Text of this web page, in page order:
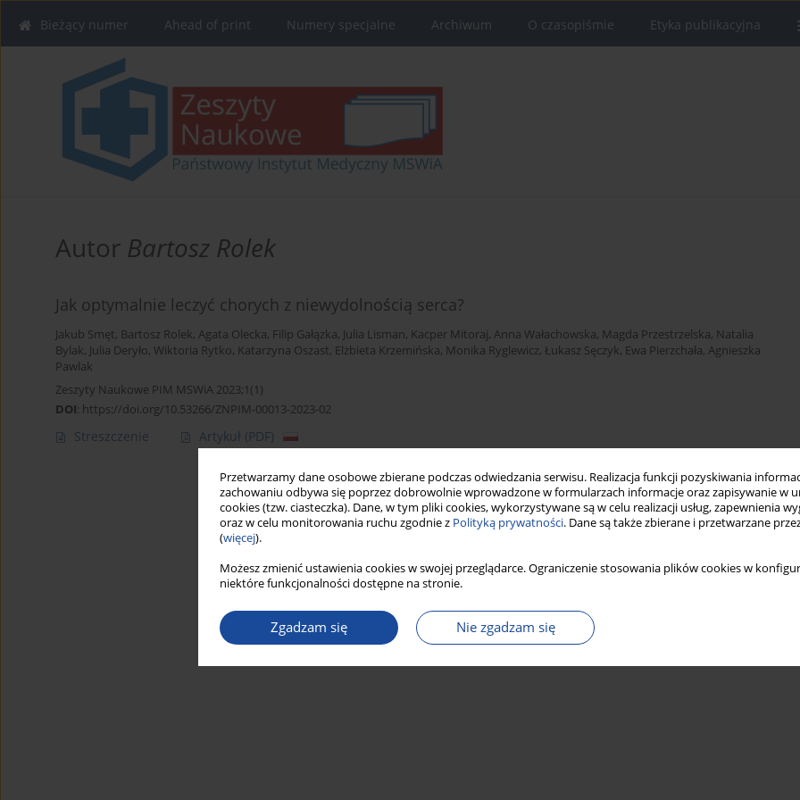
Przetwarzamy dane osobowe zbierane podczas odwiedzania serwisu. Realizacja funkcji pozyskiwania
zachowaniu odbywa się poprzez dobrowolnie wprowadzone w formularzach informacje oraz zapisywanie w
cookies (tzw. ciasteczka). Dane, w tym pliki cookies, wykorzystywane są w celu realizacji usług, zapewnienia
oraz w celu monitorowania ruchu zgodnie z Polityką prywatności. Dane są także zbierane i przetwarzane
(więcej).
Możesz zmienić ustawienia cookies w swojej przeglądarce. Ograniczenie stosowania plików cookies w
niektóre funkcjonalności dostępne na stronie.
Zgadzam się Nie zgadzam się
Bieżący numer Ahead of print Numery specjalne Archiwum O czasopiśmie Etyka publikacyjna
Autor Bartosz Rolek
Jak optymalnie leczyć chorych z niewydolnością serca?
Jakub Smęt, Bartosz Rolek, Agata Olecka, Filip Gałązka, Julia Lisman, Kacper Mitoraj, Anna Wałachowska, Magda Przestrzelska, Natalia
Bylak, Julia Deryło, Wiktoria Rytko, Katarzyna Oszast, Elżbieta Krzemińska, Monika Ryglewicz, Łukasz Sęczyk, Ewa Pierzchała, Agnieszka
Pawlak
Zeszyty Naukowe PIM MSWiA 2023;1(1)
DOI: https://doi.org/10.53266/ZNPIM-00013-2023-02
Streszczenie Artykuł (PDF)